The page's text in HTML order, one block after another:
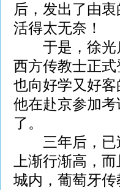
后，发出了由
活得太无奈！
于是，徐光启
西方传教士正
也向好学又好
他在赴京参加
了。
三年后，已过
上渐行渐高，
城内，葡萄牙